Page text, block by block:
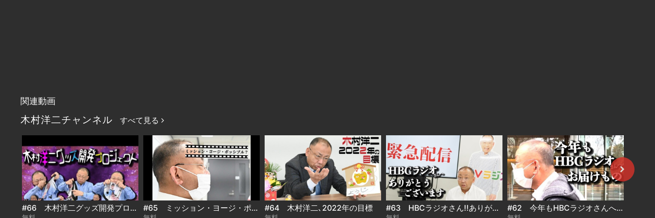
関連動画
木村洋二チャンネル すべて見る
#66 木村洋二グッズ開発プロジェクト #65 ミッション・ヨージ・ポッシブル？ #64 木村洋二､2022年の目標 #63 HBCラジオさん!!ありがとうございます!! #62 今年もHBCラジオさんへお届け物